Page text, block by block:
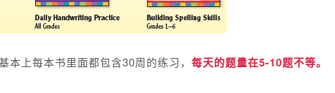
本上每本书里面都包含30周的练习， 每天的题量在5-10题不等。